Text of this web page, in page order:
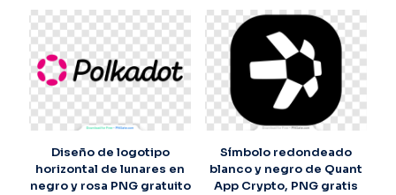
Diseño de logotipo
horizontal de lunares en
negro y rosa PNG gratuito
Símbolo redondeado
blanco y negro de Quant
App Crypto, PNG gratis